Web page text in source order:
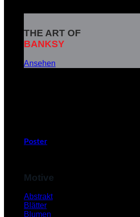
THE ART OF
BANKSY
Ansehen
Banksy ist das Pseudonym
soziale Botschaften in
Poster
Motive
Abstrakt
Blätter
Blumen